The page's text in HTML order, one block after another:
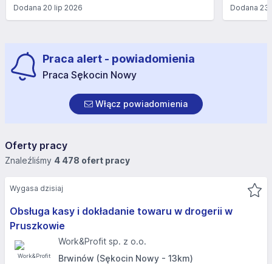
Dodana 20 lip 2026 Dodana23
Praca alert - powiadomienia
Praca Sękocin Nowy
Włącz powiadomienia
Oferty pracy
Znaleźliśmy 4 478 ofert pracy
Obsługa kasy i dokładanie towaru w drogerii w
Pruszkowie
Work&Profit sp. z o.o.
Brwinów (Sękocin Nowy - 13km)
Wygasa dzisiaj